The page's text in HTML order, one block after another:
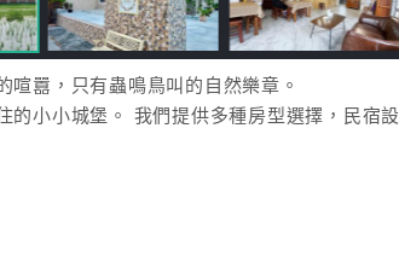
囂，只有蟲鳴鳥叫的自然樂章。
的小小城堡。 我們提供多種房型選擇，民宿設